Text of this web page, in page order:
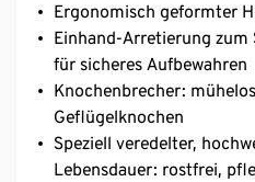
Ergonomisch geformter
Einhand-Arretierung zum
für sicheres Aufbewahren
Knochenbrecher:
Geflügelknochen
Speziell veredelter,
Lebensdauer: rostfrei,